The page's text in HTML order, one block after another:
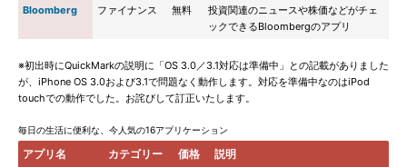
Bloomberg
ファイナンス 無料
投資関連のニュースや株価などがチェ
ックできるBloombergのアプリ
※初出時にQuickMarkの説明に「OS 3.0／3.1対応は準備中」との記載がありました
が、iPhone OS 3.0および3.1で問題なく動作します。対応を準備中なのはiPod
touchでの動作でした。お詫びして訂正いたします。
毎日の生活に便利な、今人気の16アプリケーション
アプリ名 カテゴリー 価格 説明